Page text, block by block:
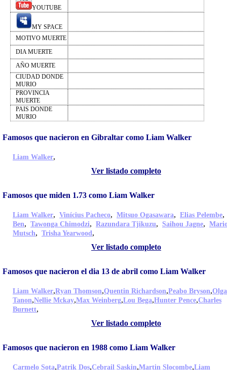
YOUTUBE
MY SPACE
MOTIVO MUERTE
DIA MUERTE
AÑO MUERTE
CIUDAD DONDE
MURIO
PROVINCIA
MUERTE
PAIS DONDE
MURIO
Famosos que nacieron en Gibraltar como Liam Walker
Liam Walker,
Ver listado completo
Famosos que miden 1.73 como Liam Walker
Liam Walker, Vinícius Pacheco, Mitsuo Ogasawara, Elias Pelembe
Ben, Tawonga Chimodzi, Razundara Tjikuzu, Saihou Jagne,
Mutsch, Trisha Yearwood,
Ver listado completo
Famosos que nacieron el dia 13 de abril como Liam Walker
Liam Walker,Ryan Thomson,Quentin Richardson,Peabo Bryson,Olga
Tanon,Nellie Mckay,Max Weinberg,Lou Bega,Hunter Pence,Charles
Burnett,
Ver listado completo
Famosos que nacieron en 1988 como Liam Walker
Carmelo Sota,Patrik Dos,Cebrail Saskin,Martin Slocombe,Liam